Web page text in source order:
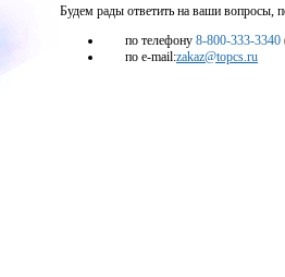
Будем рады ответить на ваши вопросы,
по телефону 8-800-333-3340
по e-mail:zakaz@topcs.ru